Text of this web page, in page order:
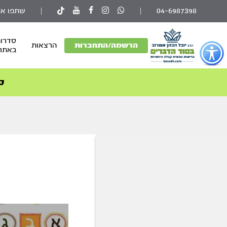
כפתור
לפתיחת
תפריט
נגישות
04-6987398 שתפו
הרשמה/התחברות הרצאות